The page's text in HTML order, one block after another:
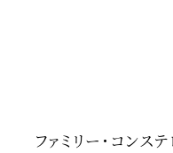
ファミリー・コンス